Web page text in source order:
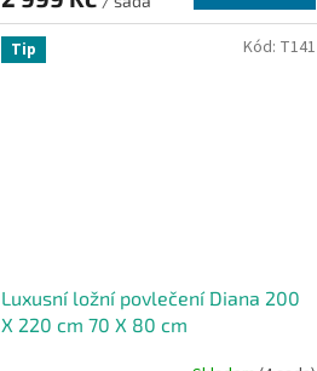
Tip
Luxusní ložní povlečení Diana 200
X 220 cm 70 X 80 cm
Kód: T141